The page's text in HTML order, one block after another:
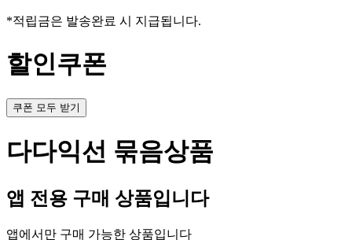
*적립금은 발송완료 시 지급됩니다.
할인쿠폰
쿠폰 모두 받기
다다익선 묶음상품
앱 전용 구매 상품입니다
앱에서만 구매 가능한 상품입니다